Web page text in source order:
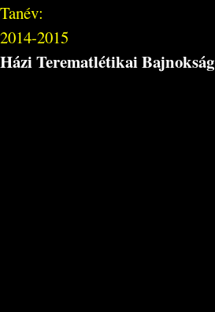
Tanév:
2014-2015
Házi Terematlétikai Bajnokság